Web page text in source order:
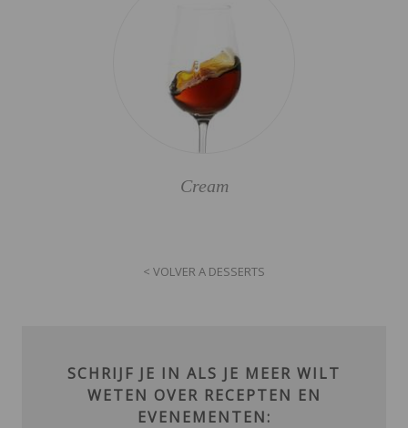
Cream
< VOLVER A DESSERTS
SCHRIJF JE IN ALS JE MEER WILT
WETEN OVER RECEPTEN EN
EVENEMENTEN: